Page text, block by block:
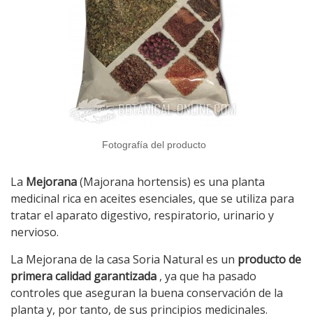
Fotografía del producto
La Mejorana(Majorana hortensis) es una planta
medicinal rica en aceites esenciales, que se utiliza para
tratar el aparato digestivo, respiratorio, urinario y
nervioso.
La Mejorana de la casa Soria Natural es un producto de
primera calidad garantizada , ya que ha pasado
controles que aseguran la buena conservación de la
planta y, por tanto, de sus principios medicinales.